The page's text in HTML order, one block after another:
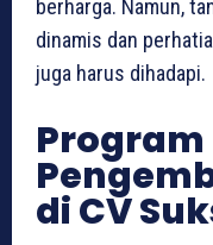
berharga. Namun,
dinamis dan
juga harus dihadapi.
Program
di CV